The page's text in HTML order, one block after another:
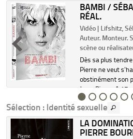
BAMBI /
RÉAL.
Vidéo | Lifshitz,
Auteur. Monteur.
scène ou
Dès sa plus
Pierre ne veut
obstinément son
Jean-Pierre. A 17
lorsqu'elle
travestis en
Sélection : Identité sexuelle
LA
PIERRE